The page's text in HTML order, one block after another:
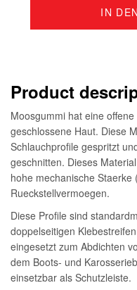
IN
Product
Moosgummi hat eine
geschlossene Haut. Diese
Schlauchprofile gespritzt
geschnitten. Dieses
hohe mechanische
Rueckstellvermoegen.
Diese Profile sind
doppelseitigen
eingesetzt zum Abdichten
dem Boots- und
einsetzbar als Schutzleiste.